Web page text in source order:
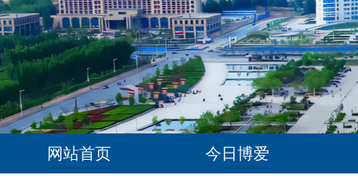
网站首页 今日博爱